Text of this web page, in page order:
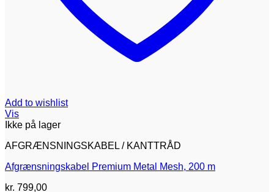
Add to wishlist
Vis
Ikke på lager
AFGRÆNSNINGSKABEL / KANTTRÅD
Afgrænsningskabel Premium Metal Mesh, 200 m
kr. 799,00